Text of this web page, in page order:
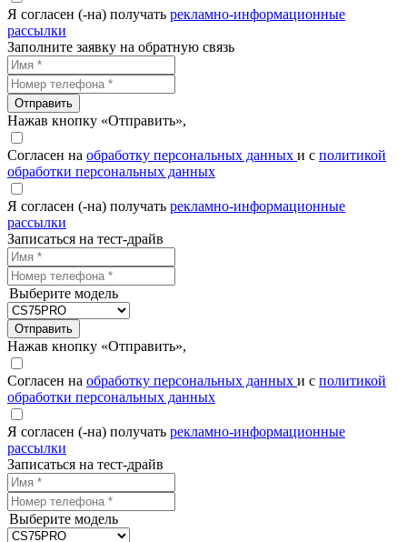
Я согласен (-на) получать рекламно-информационные
рассылки
Заполните заявку на обратную связь
Отправить
Нажав кнопку «Отправить»,
Согласен на обработку персональных данных и с политикой
обработки персональных данных
Я согласен (-на) получать рекламно-информационные
рассылки
Записаться на тест-драйв
Выберите модель
Отправить
Нажав кнопку «Отправить»,
Согласен на обработку персональных данных и с политикой
обработки персональных данных
Я согласен (-на) получать рекламно-информационные
рассылки
Записаться на тест-драйв
Выберите модель